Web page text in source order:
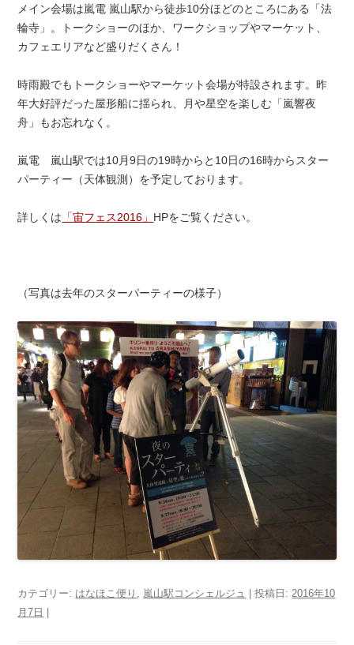
メイン会場は嵐電 嵐山駅から徒歩10分ほどのところにある「法
輪寺」。トークショーのほか、ワークショップやマーケット、
カフェエリアなど盛りだくさん！
時雨殿でもトークショーやマーケット会場が特設されます。昨
年大好評だった屋形船に揺られ、月や星空を楽しむ「嵐響夜
舟」もお忘れなく。
嵐電 嵐山駅では10月9日の19時からと10日の16時からスター
パーティー（天体観測）を予定しております。
詳しくは 「宙フェス2016」 HPをご覧ください。
（写真は去年のスターパーティーの様子）
カテゴリー: はなほこ便り , 嵐山駅コンシェルジュ | 投稿日:2016年10
月7日